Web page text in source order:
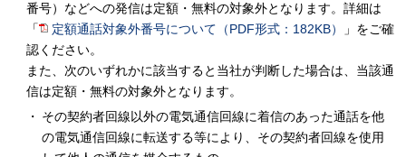
番号）などへの発信は定額・無料の対象外となります。詳細は
「
定額通話対象外番号について（PDF形式：182KB）
」をご確
認ください。
また、次のいずれかに該当すると当社が判断した場合は、当該通
信は定額・無料の対象外となります。
その契約者回線以外の電気通信回線に着信のあった通話を他
の電気通信回線に転送する等により、その契約者回線を使用